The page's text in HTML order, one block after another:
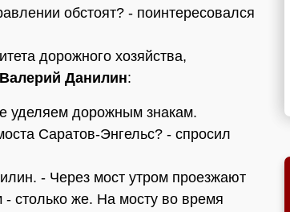
обстоят? - поинтересовался
дорожного хозяйства,
Валерий Данилин:
уделяем дорожным знакам.
Саратов-Энгельс? - спросил
- Через мост утром проезжают
- столько же. На мосту во время